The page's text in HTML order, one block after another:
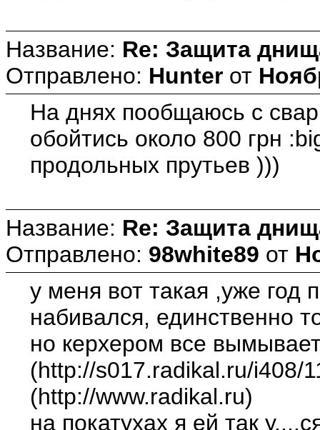
Название: Re: Защита
Отправлено: Hunter от
На днях пообщаюсь с
обойтись около 800 грн
продольных прутьев )))
Название: Re: Защита
Отправлено: 98white89 от
у меня вот такая ,уже
набивался, единственно
но керхером все
(http://s017.radikal.ru/i408/
(http://www.radikal.ru)
на покатухах я ей так